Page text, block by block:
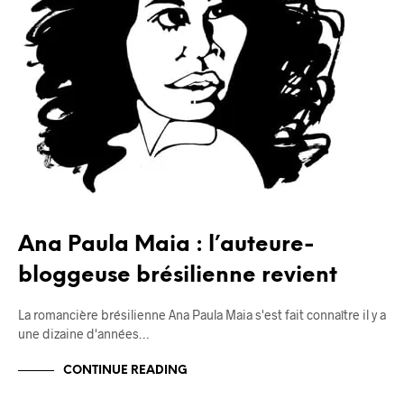
Ana Paula Maia : l’auteure-
bloggeuse brésilienne revient
La romancière brésilienne Ana Paula Maia s'est fait connaître il y a
une dizaine d'années…
CONTINUE READING